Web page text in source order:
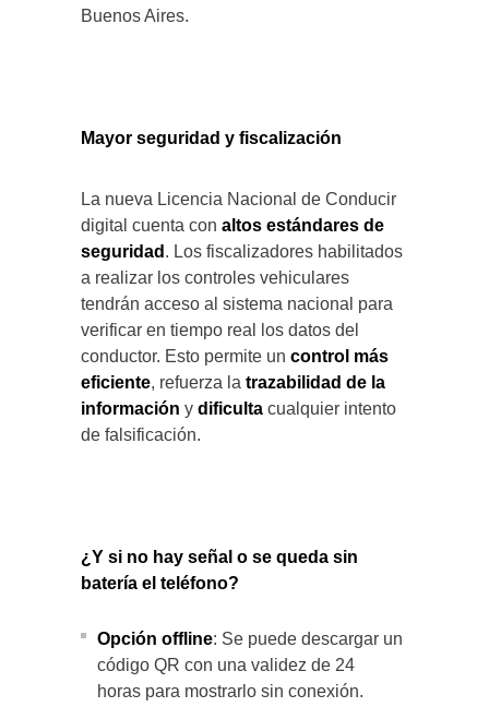
Buenos Aires.
Mayor seguridad y fiscalización
La nueva Licencia Nacional de Conducir
digital cuenta con altos estándares de
seguridad . Los fiscalizadores habilitados
a realizar los controles vehiculares
tendrán acceso al sistema nacional para
verificar en tiempo real los datos del
conductor. Esto permite un control más
eficiente, refuerza la trazabilidad de la
información y dificulta cualquier intento
de falsificación.
¿Y si no hay señal o se queda sin
batería el teléfono?
Opción offline: Se puede descargar un
código QR con una validez de 24
horas para mostrarlo sin conexión.